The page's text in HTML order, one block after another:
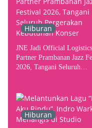
Hiburan
JNE Jadi Official Logistics
Partner Prambanan Jazz
2026, Tangani Seluruh
Hiburan